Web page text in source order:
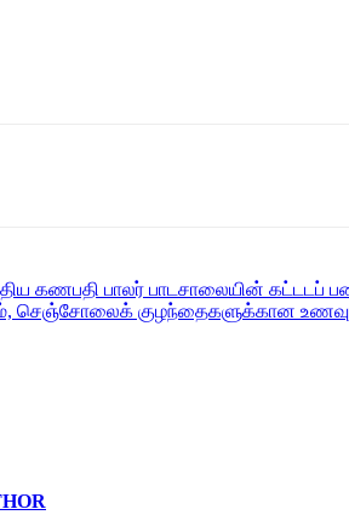
கணபதி பாலர் பாடசாலையின்
செஞ்சோலைக் குழந்தைகளுக்கான